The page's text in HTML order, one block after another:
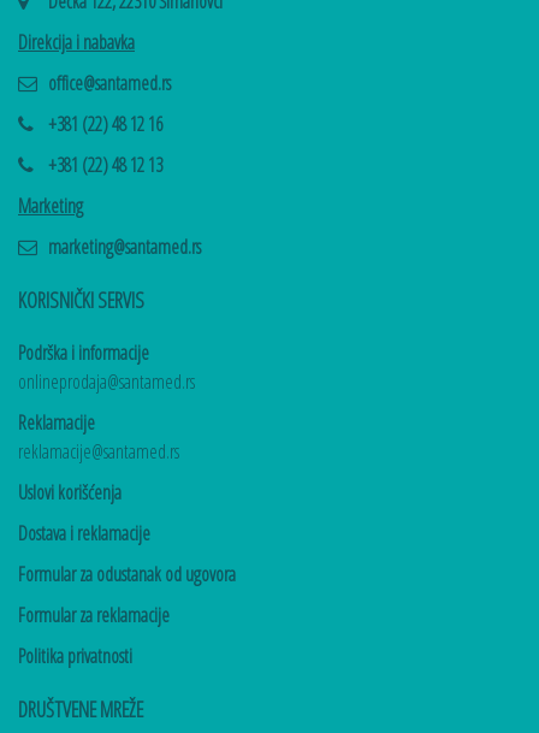
Direkcija i nabavka
office@santamed.rs
+381 (22) 48 12 16
+381 (22) 48 12 13
Marketing
marketing@santamed.rs
KORISNIČKI SERVIS
Podrška i informacije
onlineprodaja@santamed.rs
Reklamacije
reklamacije@santamed.rs
Uslovi korišćenja
Dostava i reklamacije
Formular za odustanak od ugovora
Formular za reklamacije
Politika privatnosti
DRUŠTVENE MREŽE